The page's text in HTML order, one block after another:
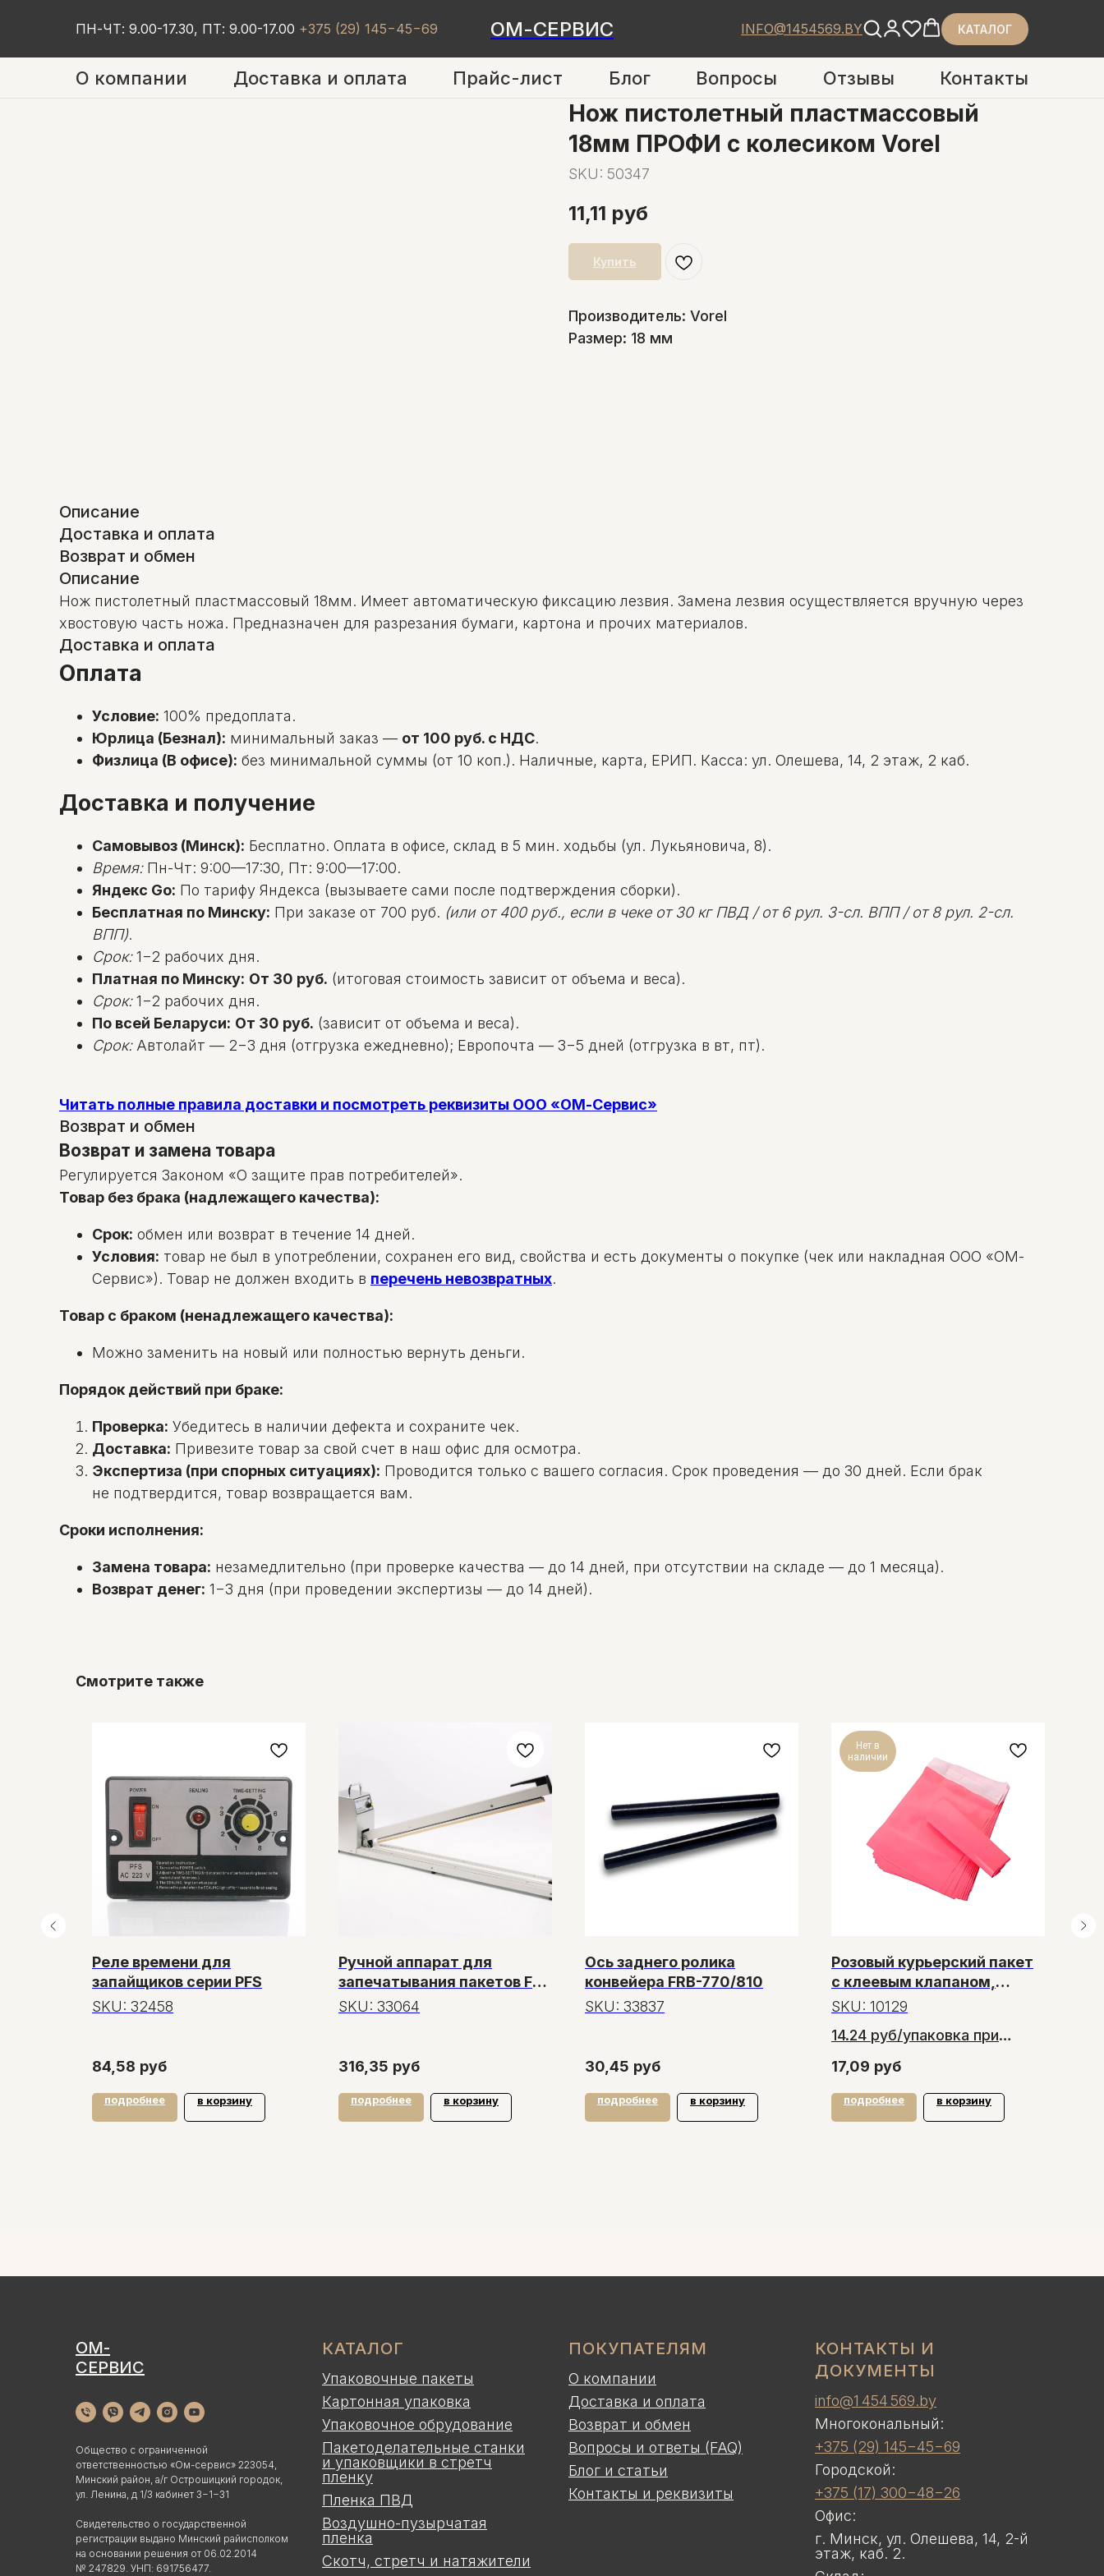
ПН-ЧТ: 9.00-17.30, ПТ: 9.00-17.00 +375 (29) 145−45−69 ОМ-СЕРВИС INFO@1454569.BY КАТАЛОГ
О компании Доставка и оплата Прайс-лист Блог Вопросы Отзывы Контакты
Нож пистолетный пластмассовый
18мм ПРОФИ с колесиком Vorel
SKU: 50347
11,11 руб
Купить
Производитель: Vorel
Размер: 18 мм
Описание
Доставка и оплата
Возврат и обмен
Описание
Нож пистолетный пластмассовый 18мм. Имеет автоматическую фиксацию лезвия. Замена лезвия осуществляется вручную через
хвостовую часть ножа. Предназначен для разрезания бумаги, картона и прочих материалов.
Доставка и оплата
Оплата
Условие: 100% предоплата.
Юрлица (Безнал): минимальный заказ — от 100 руб. с НДС.
Физлица (В офисе): без минимальной суммы (от 10 коп.). Наличные, карта, ЕРИП. Касса: ул. Олешева, 14, 2 этаж, 2 каб.
Доставка и получение
Самовывоз (Минск): Бесплатно. Оплата в офисе, склад в 5 мин. ходьбы (ул. Лукьяновича, 8).
Время:Пн-Чт: 9:00—17:30, Пт: 9:00—17:00.
Яндекс Go: По тарифу Яндекса (вызываете сами после подтверждения сборки).
Бесплатная по Минску: При заказе от 700 руб. (или от 400 руб., если в чеке от 30 кг ПВД / от 6 рул. 3-сл. ВПП / от 8 рул. 2-сл.
ВПП).
Срок:1−2 рабочих дня.
Платная по Минску: От 30 руб. (итоговая стоимость зависит от объема и веса).
Срок:1−2 рабочих дня.
По всей Беларуси: От 30 руб. (зависит от объема и веса).
Срок:Автолайт — 2−3 дня (отгрузка ежедневно); Европочта — 3−5 дней (отгрузка в вт, пт).
Читать полные правила доставки и посмотреть реквизиты ООО «ОМ-Сервис»
Возврат и обмен
Возврат и замена товара
Регулируется Законом «О защите прав потребителей».
Товар без брака (надлежащего качества):
Срок: обмен или возврат в течение 14 дней.
Условия: товар не был в употреблении, сохранен его вид, свойства и есть документы о покупке (чек или накладная ООО «ОМ-
Сервис»). Товар не должен входить в перечень невозвратных.
Товар с браком (ненадлежащего качества):
Можно заменить на новый или полностью вернуть деньги.
Порядок действий при браке:
Проверка: Убедитесь в наличии дефекта и сохраните чек.
Доставка: Привезите товар за свой счет в наш офис для осмотра.
Экспертиза (при спорных ситуациях): Проводится только с вашего согласия. Срок проведения — до 30 дней. Если брак
не подтвердится, товар возвращается вам.
Сроки исполнения:
Замена товара: незамедлительно (при проверке качества — до 14 дней, при отсутствии на складе — до 1 месяца).
Возврат денег: 1−3 дня (при проведении экспертизы — до 14 дней).
Смотрите также
Реле времени для
запайщиков серии PFS
SKU: 32458
84,58 руб
подробнее в корзину
Ручной аппарат для
запечатывания пакетов FS-
600H
SKU: 33064
316,35 руб
подробнее в корзину
Ось заднего ролика
конвейера FRB-770/810
SKU: 33837
30,45 руб
подробнее в корзину
Нет в
наличии
Розовый курьерский пакет
с клеевым клапаном,
170*260 мм, упаковка 100
SKU: 10129
14.24 руб/упаковка при
заказе от 20 упаковок
17,09 руб
подробнее в корзину
ОМ-
СЕРВИС
Общество с ограниченной
ответственностью «Ом-сервис» 223054,
Минский район, а/г Острошицкий городок,
ул. Ленина, д 1/3 кабинет 3−1−31
Свидетельство о государственной
регистрации выдано Минский райисполком
на основании решения от 06.02.2014
№ 247829. УНП: 691756477.
КАТАЛОГ
Упаковочные пакеты
Картонная упаковка
Упаковочное обрудование
Пакетоделательные станки
и упаковщики в стретч
пленку
Пленка ПВД
Воздушно-пузырчатая
пленка
Скотч, стретч и натяжители
ПОКУПАТЕЛЯМ
О компании
Доставка и оплата
Возврат и обмен
Вопросы и ответы (FAQ)
Блог и статьи
Контакты и реквизиты
КОНТАКТЫ И
ДОКУМЕНТЫ
info@1 454 569.by
Многокональный:
+375 (29) 145−45−69
Городской:
+375 (17) 300−48−26
Офис:
г. Минск, ул. Олешева, 14, 2-й
этаж, каб. 2.